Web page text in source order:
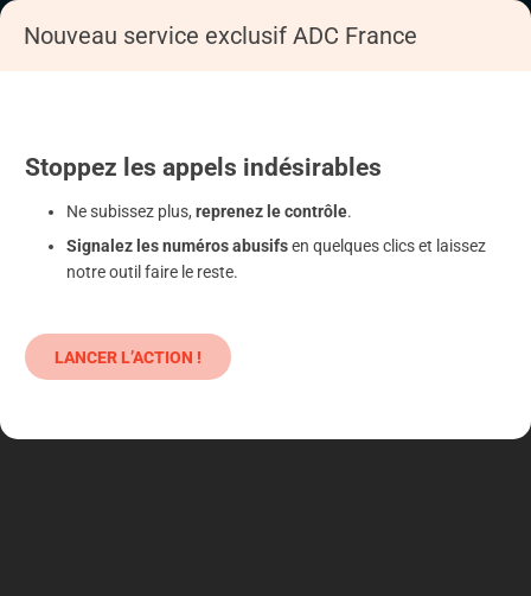
Nouveau service exclusif ADC France
Stoppez les appels indésirables
Ne subissez plus, reprenez le contrôle.
Signalez les numéros abusifsen quelques clics et laissez
notre outil faire le reste.
LANCER L’ACTION !